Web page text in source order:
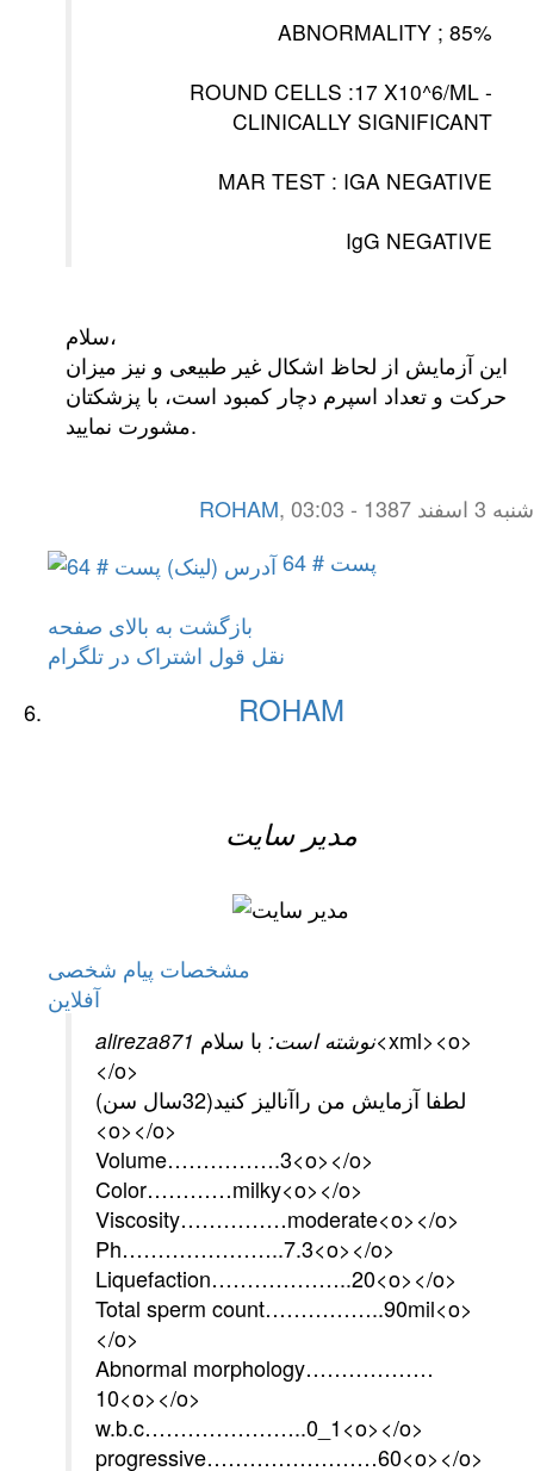
ABNORMALITY ; 85%
ROUND CELLS :17 X10^6/ML -
CLINICALLY SIGNIFICANT
MAR TEST : IGA NEGATIVE
IgG NEGATIVE
سلام،
این آزمایش از لحاظ اشکال غیر طبیعی و نیز میزان
حرکت و تعداد اسپرم دچار کمبود است، با پزشکتان
مشورت نمایید.
ROHAM,
شنبه 3 اسفند 1387 - 03:03
پست # 64
بازگشت به بالای صفحه
نقل قول اشتراک در تلگرام
ROHAM
مدیر سایت
مشخصات پیام شخصی
آفلاين
alireza871 نوشته است: با سلام<xml><o>
</o>
لطفا آزمايش من راآناليز كنيد(32سال سن)
<o></o>
Volume…………….3<o></o>
Color…………milky<o></o>
Viscosity……………moderate<o></o>
Ph…………………..7.3<o></o>
Liquefaction………………..20<o></o>
Total sperm count……………..90mil<o>
</o>
Abnormal morphology………………
10<o></o>
w.b.c…………………..0_1<o></o>
progressive……………………60<o></o>